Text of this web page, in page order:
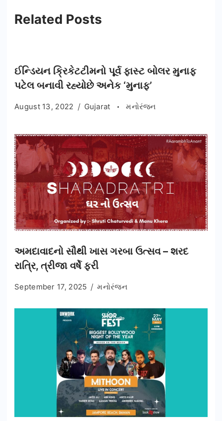
Related Posts
ઈન્ડિયન ક્રિકેટટીમનો પૂર્વ ફાસ્ટ બોલર મુનાફ
પટેલ બનાવી રહ્યોછે અનેક ‘મુનાફ’
August 13, 2022 Gujarat મનોરંજન
અમદાવાદનો સૌથી ખાસ ગરબા ઉત્સવ – શરદ
રાત્રિ, ત્રીજા વર્ષે ફરી
September 17, 2025 મનોરંજન